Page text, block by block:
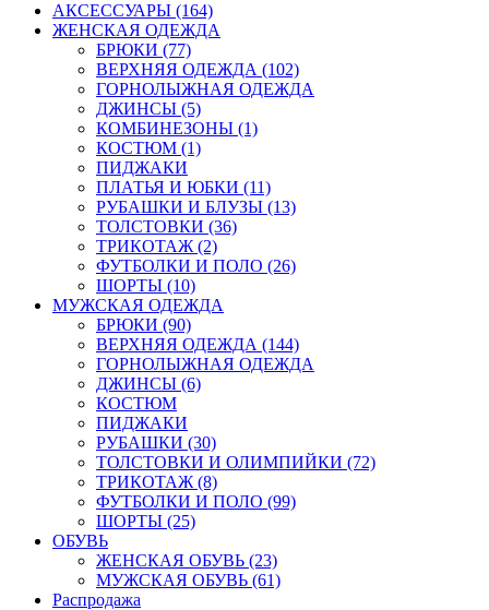
АКСЕССУАРЫ (164)
ЖЕНСКАЯ ОДЕЖДА
БРЮКИ (77)
ВЕРХНЯЯ ОДЕЖДА (102)
ГОРНОЛЫЖНАЯ ОДЕЖДА
ДЖИНСЫ (5)
КОМБИНЕЗОНЫ (1)
КОСТЮМ (1)
ПИДЖАКИ
ПЛАТЬЯ И ЮБКИ (11)
РУБАШКИ И БЛУЗЫ (13)
ТОЛСТОВКИ (36)
ТРИКОТАЖ (2)
ФУТБОЛКИ И ПОЛО (26)
ШОРТЫ (10)
МУЖСКАЯ ОДЕЖДА
БРЮКИ (90)
ВЕРХНЯЯ ОДЕЖДА (144)
ГОРНОЛЫЖНАЯ ОДЕЖДА
ДЖИНСЫ (6)
КОСТЮМ
ПИДЖАКИ
РУБАШКИ (30)
ТОЛСТОВКИ И ОЛИМПИЙКИ (72)
ТРИКОТАЖ (8)
ФУТБОЛКИ И ПОЛО (99)
ШОРТЫ (25)
ОБУВЬ
ЖЕНСКАЯ ОБУВЬ (23)
МУЖСКАЯ ОБУВЬ (61)
Распродажа